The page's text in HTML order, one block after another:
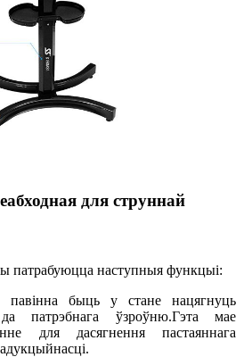
для струннай
патрабуюцца наступныя функцыі:
быць у стане нацягнуць
патрэбнага ўзроўню.Гэта мае
для дасягнення пастаяннага